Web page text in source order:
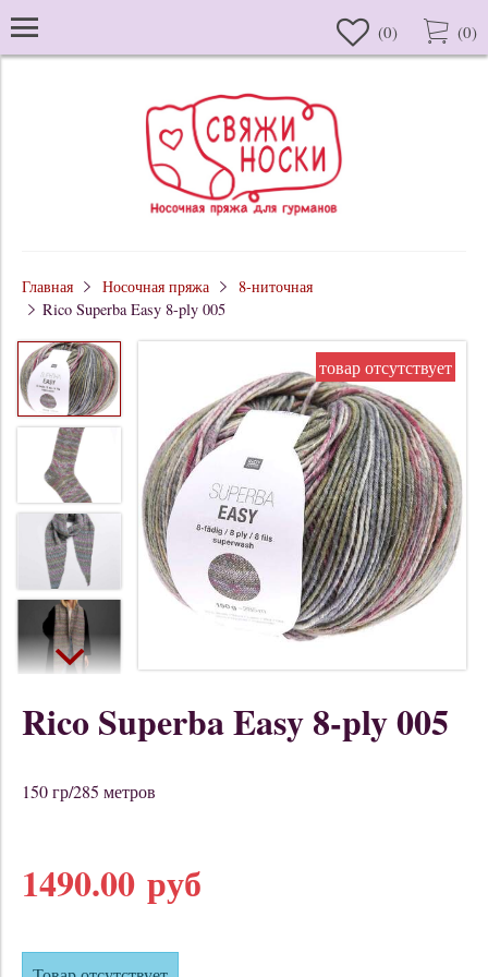
(0) (0)
Главная Носочная пряжа
8-ниточная
Rico Superba Easy 8-ply 005
товар отсутствует
Rico Superba Easy 8-ply 005
150 гр/285 метров
1490.00 руб